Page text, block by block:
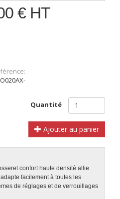
€ HT
Quantité
Ajouter au panier
confort haute densité allie
facilement à toutes les
de réglages et de verrouillages